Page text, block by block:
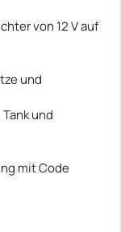
von 12 V auf
und
und
mit Code